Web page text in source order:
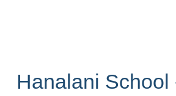
Hanalani School